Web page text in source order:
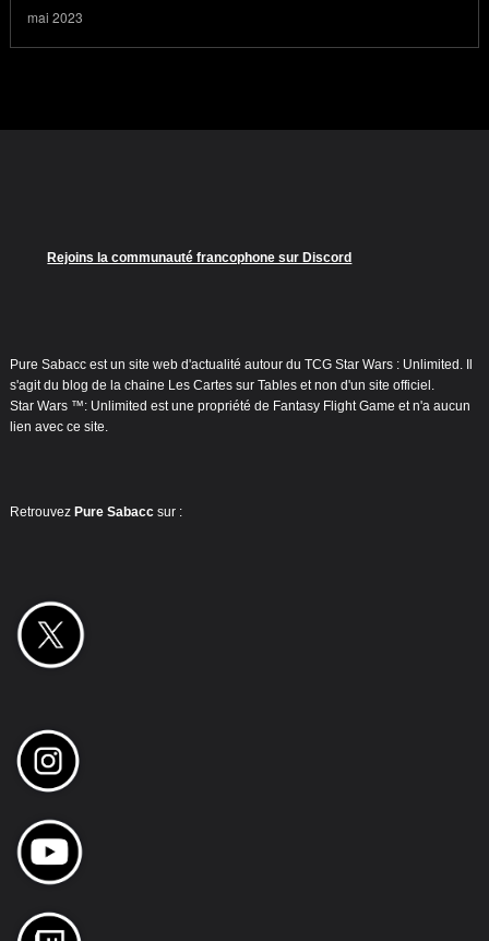
mai 2023
Rejoins la communauté francophone sur Discord
Pure Sabacc est un site web d'actualité autour du TCG Star Wars : Unlimited. Il
s'agit du blog de la chaine Les Cartes sur Tables et non d'un site officiel.
Star Wars ™: Unlimited est une propriété de Fantasy Flight Game et n'a aucun
lien avec ce site.
Retrouvez Pure Sabacc sur :